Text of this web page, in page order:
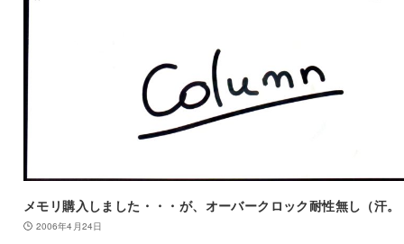
メモリ購入しました・・・が、オーバークロック耐性無し（汗。
2006年4月24日